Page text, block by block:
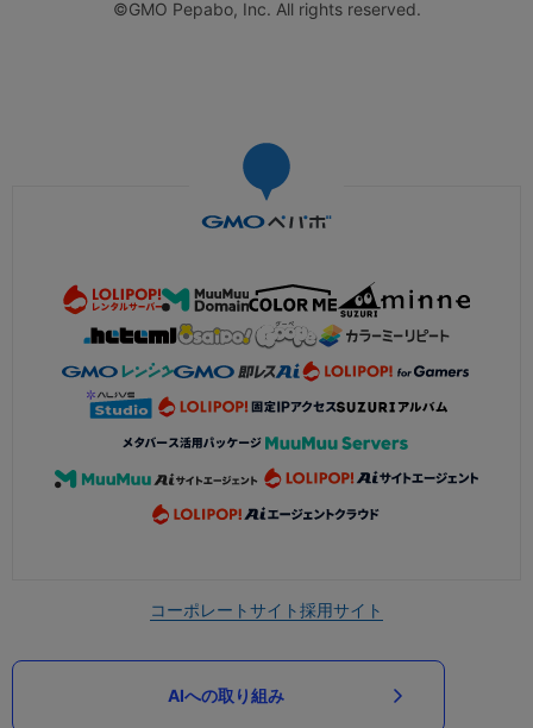
©GMO Pepabo, Inc. All rights reserved.
コーポレートサイト採用サイト
AIへの取り組み